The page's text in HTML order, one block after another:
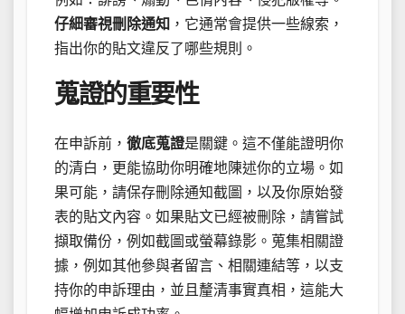
仔細審視刪除通知 ，它通常會提供一些線索，
指出你的貼文違反了哪些規則。
蒐證的重要性
在申訴前， 徹底蒐證是關鍵。這不僅能證明你
的清白，更能協助你明確地陳述你的立場。如
果可能，請保存刪除通知截圖，以及你原始發
表的貼文內容。如果貼文已經被刪除，請嘗試
擷取備份，例如截圖或螢幕錄影。蒐集相關證
據，例如其他參與者留言、相關連結等，以支
持你的申訴理由，並且釐清事實真相，這能大